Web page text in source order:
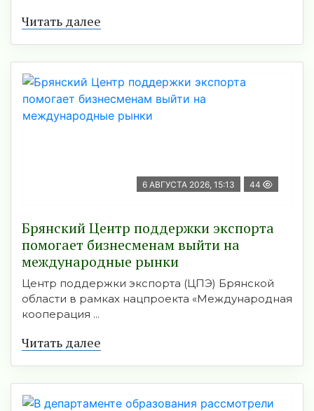
Читать далее
6 АВГУСТА 2026, 15:13 44
Брянский Центр поддержки экспорта
помогает бизнесменам выйти на
международные рынки
Центр поддержки экспорта (ЦПЭ) Брянской
области в рамках нацпроекта «Международная
кооперация ...
Читать далее